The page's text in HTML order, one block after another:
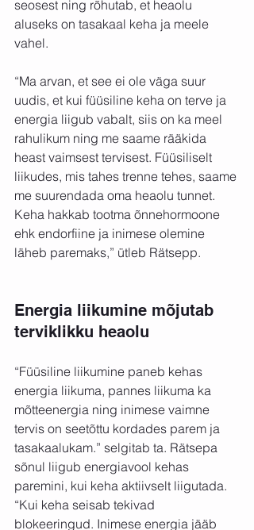
seosest ning rõhutab, et heaolu
aluseks on tasakaal keha ja meele
vahel.
“Ma arvan, et see ei ole väga suur
uudis, et kui füüsiline keha on terve ja
energia liigub vabalt, siis on ka meel
rahulikum ning me saame rääkida
heast vaimsest tervisest. Füüsiliselt
liikudes, mis tahes trenne tehes, saame
me suurendada oma heaolu tunnet.
Keha hakkab tootma õnnehormoone
ehk endorfiine ja inimese olemine
läheb paremaks,” ütleb Rätsepp.
Energia liikumine mõjutab
terviklikku heaolu
“Füüsiline liikumine paneb kehas
energia liikuma, pannes liikuma ka
mõtteenergia ning inimese vaimne
tervis on seetõttu kordades parem ja
tasakaalukam.” selgitab ta. Rätsepa
sõnul liigub energiavool kehas
paremini, kui keha aktiivselt liigutada.
“Kui keha seisab tekivad
blokeeringud. Inimese energia jääb